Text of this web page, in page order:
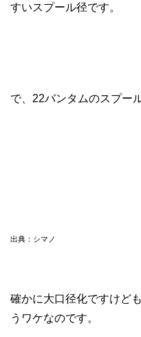
すいスプール径です。
で、22バンタムのスプー
出典：シマノ
確かに大口径化ですけど
うワケなのです。